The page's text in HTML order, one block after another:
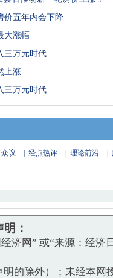
买不起房 "王室经济"效应几
价五年内会下降
大涨幅
三万元时代
上涨
三万元时代
众议 经点热评 理论前沿
：
济网” 或“来源：经济
的除外）；未经本网